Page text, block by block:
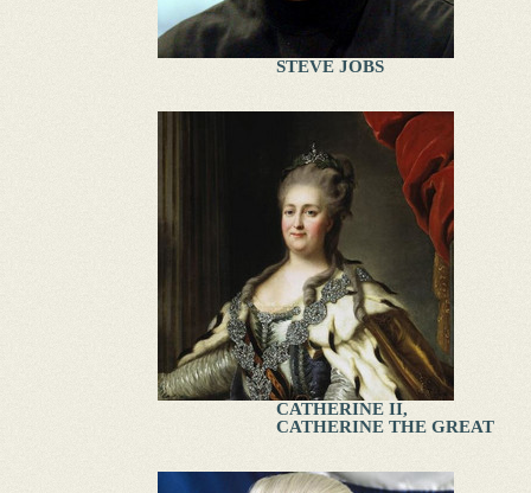
STEVE JOBS
CATHERINE II,
CATHERINE THE GREAT